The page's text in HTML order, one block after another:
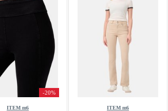
-20%
ITEM m6
ITEM m6